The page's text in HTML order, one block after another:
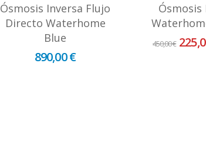
Ósmosis Inversa Flujo
Directo Waterhome
Blue
890,00 €
Ósmosis
450,00 €